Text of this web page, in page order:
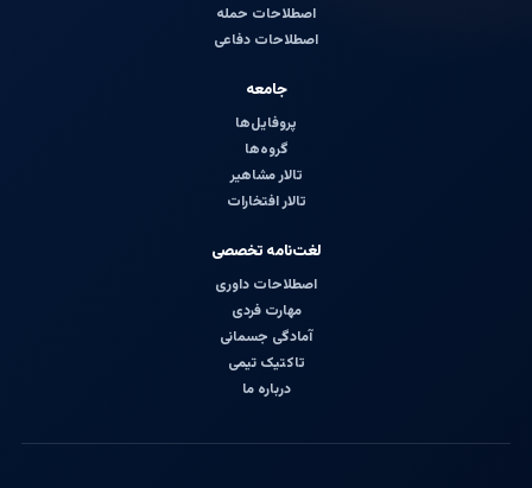
اصطلاحات حمله
اصطلاحات دفاعی
جامعه
پروفایل‌ها
گروه‌ها
تالار مشاهیر
تالار افتخارات
لغت‌نامه تخصصی
اصطلاحات داوری
مهارت فردی
آمادگی جسمانی
تاکتیک تیمی
درباره ما